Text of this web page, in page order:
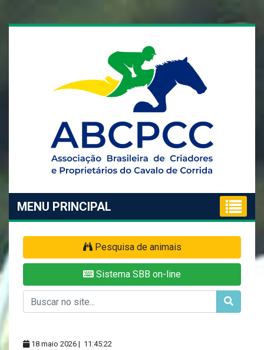
MENU PRINCIPAL
Pesquisa de animais
Sistema SBB on-line
18 maio 2026 | 11:45:22